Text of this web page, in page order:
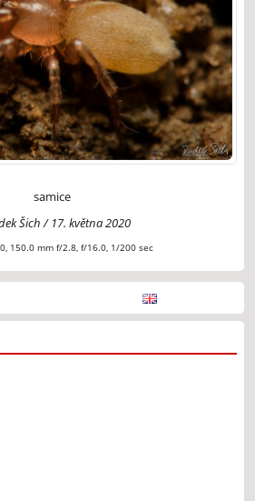
samice
Šich / 17. května 2020
150.0 mm f/2.8, f/16.0, 1/200 sec